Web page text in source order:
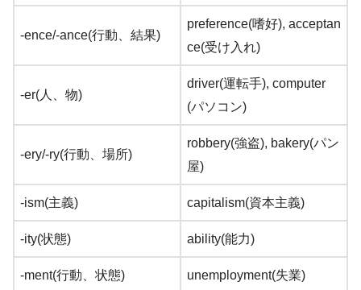
-ence/-ance(行動、結果)
preference(嗜好), acceptan
ce(受け入れ)
-er(人、物)
driver(運転手), computer
(パソコン)
-ery/-ry(行動、場所)
robbery(強盗), bakery(パン
屋)
-ism(主義) capitalism(資本主義)
-ity(状態) ability(能力)
-ment(行動、状態) unemployment(失業)